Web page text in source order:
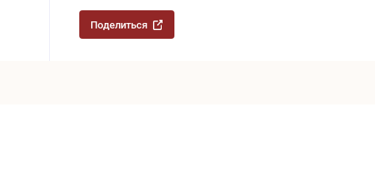
Поделиться